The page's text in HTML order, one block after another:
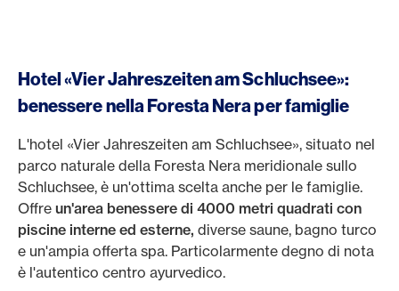
Hotel «Vier Jahreszeiten am Schluchsee»:
benessere nella Foresta Nera per famiglie
L'hotel «Vier Jahreszeiten am Schluchsee», situato nel
parco naturale della Foresta Nera meridionale sullo
Schluchsee, è un'ottima scelta anche per le famiglie.
Offre un'area benessere di 4000 metri quadrati con
piscine interne ed esterne, diverse saune, bagno turco
e un'ampia offerta spa. Particolarmente degno di nota
è l'autentico centro ayurvedico.